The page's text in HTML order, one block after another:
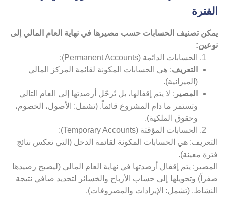
تصنيف الحسابات حسب مصيرها في نهاية العام المالي إلى
الحسابات الدائمة (Permanent Accounts):
التعريف : هي الحسابات المكونة لقائمة المركز المالي
(الميزانية).
المصير: لا يتم إقفالها، بل تُرحّل أرصدتها إلى العام التالي
وتستمر ما دام المشروع قائماً. (تشمل: الأصول، الخصوم،
وحقوق الملكية).
الحسابات المؤقتة (Temporary Accounts):
هي الحسابات المكونة لقائمة الدخل (التي تعكس نتائج
معينة).
يتم إقفال أرصدتها في نهاية العام المالي (ليصبح رصيدها
وتحويلها إلى حساب الأرباح والخسائر لتحديد صافي نتيجة
(تشمل: الإيرادات والمصروفات).